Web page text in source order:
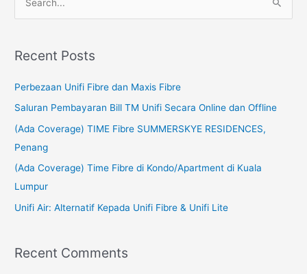
r
o
r
:
Recent Posts
Perbezaan Unifi Fibre dan Maxis Fibre
Saluran Pembayaran Bill TM Unifi Secara Online dan Offline
(Ada Coverage) TIME Fibre SUMMERSKYE RESIDENCES,
Penang
(Ada Coverage) Time Fibre di Kondo/Apartment di Kuala
Lumpur
Unifi Air: Alternatif Kepada Unifi Fibre & Unifi Lite
Recent Comments